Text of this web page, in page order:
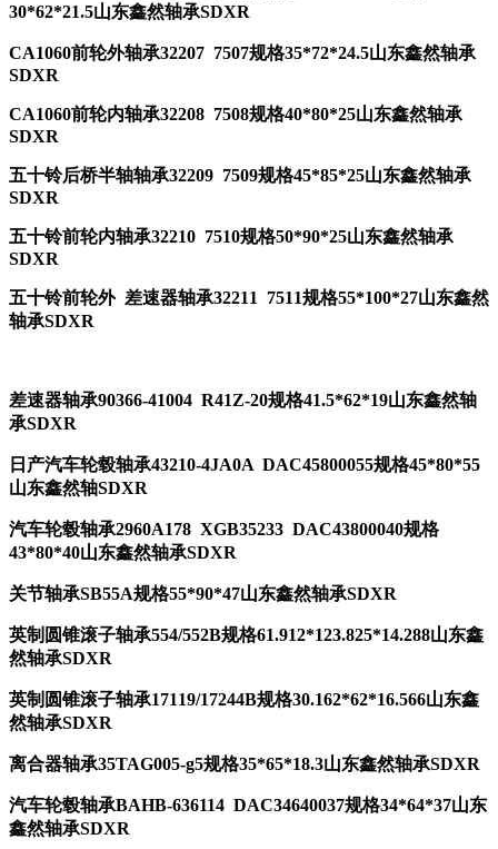
30*62*21.5山东鑫然轴承SDXR
CA1060前轮外轴承32207 7507规格35*72*24.5山东鑫然轴承
SDXR
CA1060前轮内轴承32208 7508规格40*80*25山东鑫然轴承
SDXR
五十铃后桥半轴轴承32209 7509规格45*85*25山东鑫然轴承
SDXR
五十铃前轮内轴承32210 7510规格50*90*25山东鑫然轴承
SDXR
五十铃前轮外 差速器轴承32211 7511规格55*100*27山东鑫然
轴承SDXR
差速器轴承90366-41004 R41Z-20规格41.5*62*19山东鑫然轴
承SDXR
日产汽车轮毂轴承43210-4JA0A DAC45800055规格45*80*55
山东鑫然轴SDXR
汽车轮毂轴承2960A178 XGB35233 DAC43800040规格
43*80*40山东鑫然轴承SDXR
关节轴承SB55A规格55*90*47山东鑫然轴承SDXR
英制圆锥滚子轴承554/552B规格61.912*123.825*14.288山东鑫
然轴承SDXR
英制圆锥滚子轴承17119/17244B规格30.162*62*16.566山东鑫
然轴承SDXR
离合器轴承35TAG005-g5规格35*65*18.3山东鑫然轴承SDXR
汽车轮毂轴承BAHB-636114 DAC34640037规格34*64*37山东
鑫然轴承SDXR